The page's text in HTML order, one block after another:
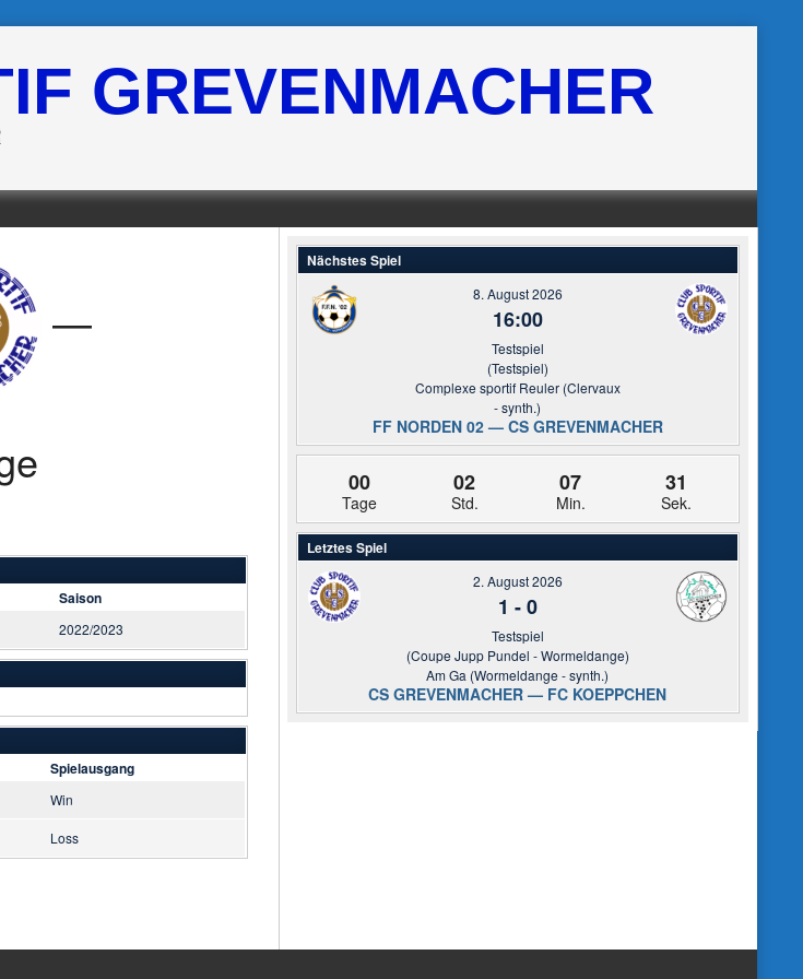
GREVENMACHER
—
Saison
2022/2023
Spielausgang
Win
Loss
Nächstes Spiel
8. August 2026
16:00
Testspiel
(Testspiel)
Complexe sportif Reuler (Clervaux
- synth.)
FF NORDEN 02 — CS GREVENMACHER
00
Tage
02
Std.
07
Min.
31
Sek.
Letztes Spiel
2. August 2026
1 -0
Testspiel
(Coupe Jupp Pundel - Wormeldange)
Am Ga (Wormeldange - synth.)
CS GREVENMACHER — FC KOEPPCHEN